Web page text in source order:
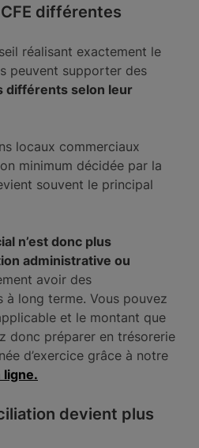
différentes
réalisant exactement le
peuvent supporter des
différents selon leur
locaux commerciaux
minimum décidée par la
souvent le principal
n’est donc plus
administrative ou
avoir des
à long terme. Vous pouvez
et le montant que
donc préparer en trésorerie
d’exercice grâce à notre
ligne.
devient plus